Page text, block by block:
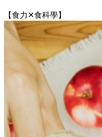
【食力✕食科學】